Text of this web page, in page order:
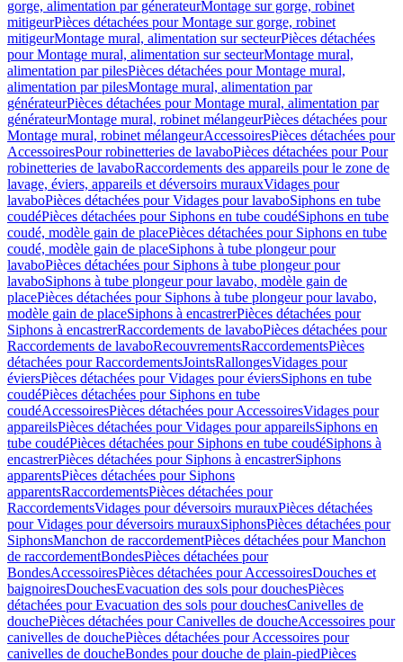
gorge, alimentation par génerateurMontage sur gorge, robinet
mitigeurPièces détachées pour Montage sur gorge, robinet
mitigeurMontage mural, alimentation sur secteurPièces détachées
pour Montage mural, alimentation sur secteurMontage mural,
alimentation par pilesPièces détachées pour Montage mural,
alimentation par pilesMontage mural, alimentation par
générateurPièces détachées pour Montage mural, alimentation par
générateurMontage mural, robinet mélangeurPièces détachées pour
Montage mural, robinet mélangeurAccessoiresPièces détachées pour
AccessoiresPour robinetteries de lavaboPièces détachées pour Pour
robinetteries de lavaboRaccordements des appareils pour le zone de
lavage, éviers, appareils et déversoirs murauxVidages pour
lavaboPièces détachées pour Vidages pour lavaboSiphons en tube
coudéPièces détachées pour Siphons en tube coudéSiphons en tube
coudé, modèle gain de placePièces détachées pour Siphons en tube
coudé, modèle gain de placeSiphons à tube plongeur pour
lavaboPièces détachées pour Siphons à tube plongeur pour
lavaboSiphons à tube plongeur pour lavabo, modèle gain de
placePièces détachées pour Siphons à tube plongeur pour lavabo,
modèle gain de placeSiphons à encastrerPièces détachées pour
Siphons à encastrerRaccordements de lavaboPièces détachées pour
Raccordements de lavaboRecouvrementsRaccordementsPièces
détachées pour RaccordementsJointsRallongesVidages pour
éviersPièces détachées pour Vidages pour éviersSiphons en tube
coudéPièces détachées pour Siphons en tube
coudéAccessoiresPièces détachées pour AccessoiresVidages pour
appareilsPièces détachées pour Vidages pour appareilsSiphons en
tube coudéPièces détachées pour Siphons en tube coudéSiphons à
encastrerPièces détachées pour Siphons à encastrerSiphons
apparentsPièces détachées pour Siphons
apparentsRaccordementsPièces détachées pour
RaccordementsVidages pour déversoirs murauxPièces détachées
pour Vidages pour déversoirs murauxSiphonsPièces détachées pour
SiphonsManchon de raccordementPièces détachées pour Manchon
de raccordementBondesPièces détachées pour
BondesAccessoiresPièces détachées pour AccessoiresDouches et
baignoiresDouchesEvacuation des sols pour douchesPièces
détachées pour Evacuation des sols pour douchesCanivelles de
douchePièces détachées pour Canivelles de doucheAccessoires pour
canivelles de douchePièces détachées pour Accessoires pour
canivelles de doucheBondes pour douche de plain-piedPièces